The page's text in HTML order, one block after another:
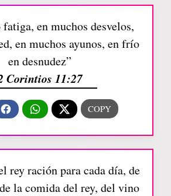
en muchos desvelos,
en muchos ayunos, en frío
en desnudez”
Corintios 11:27
rey ración para cada día, de
la comida del rey, del vino